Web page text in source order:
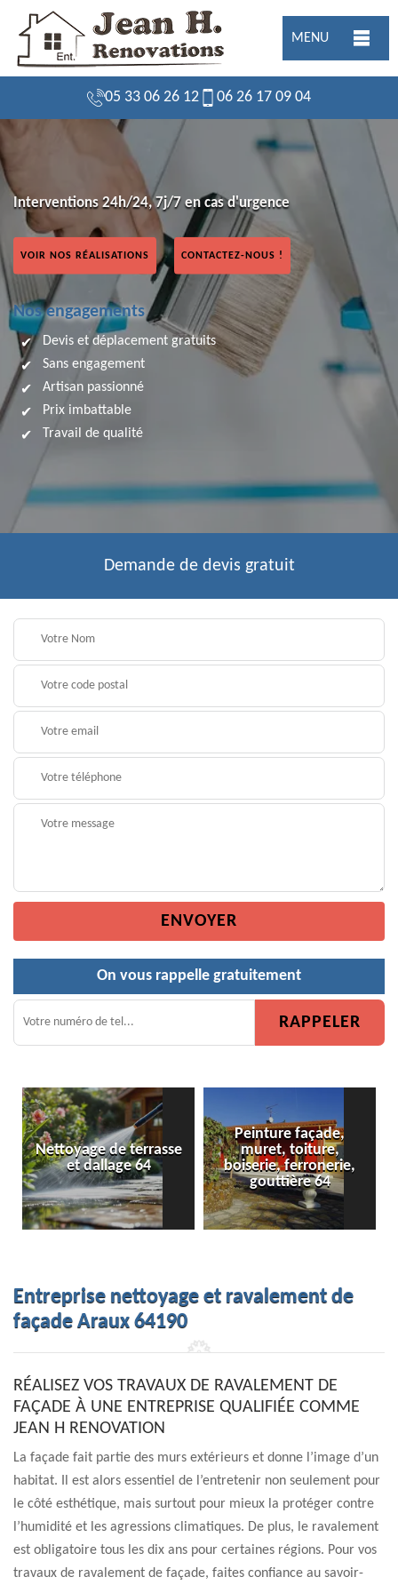
MENU
05 33 06 26 12 06 26 17 09 04
Interventions 24h/24, 7j/7 en cas d'urgence
VOIR NOS RÉALISATIONS CONTACTEZ-NOUS !
Nos engagements
Devis et déplacement gratuits
Sans engagement
Artisan passionné
Prix imbattable
Travail de qualité
Demande de devis gratuit
On vous rappelle gratuitement
de terrasse
64
Peinture façade,
muret, toiture,
boiserie, ferronerie,
gouttière 64
Peinture de
Entreprise nettoyage et ravalement de
façade Araux 64190
RÉALISEZ VOS TRAVAUX DE RAVALEMENT DE
FAÇADE À UNE ENTREPRISE QUALIFIÉE COMME
JEAN H RENOVATION
La façade fait partie des murs extérieurs et donne l’image d’un
habitat. Il est alors essentiel de l’entretenir non seulement pour
le côté esthétique, mais surtout pour mieux la protéger contre
l’humidité et les agressions climatiques. De plus, le ravalement
est obligatoire tous les dix ans pour certaines régions. Pour vos
travaux de ravalement de façade, faites confiance au savoir-